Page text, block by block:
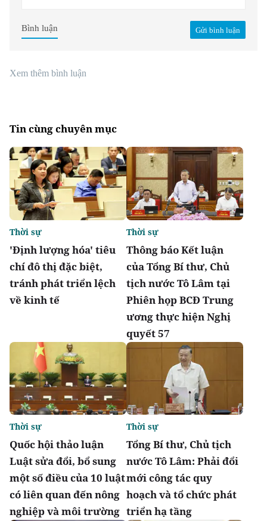
Gửi bình luận
Bình luận
Xem thêm bình luận
Tin cùng chuyên mục
'Định lượng hóa' tiêu
chí đô thị đặc biệt,
tránh phát triển lệch
về kinh tế
Thời sự
Thông báo Kết luận
của Tổng Bí thư, Chủ
tịch nước Tô Lâm tại
Phiên họp BCĐ Trung
ương thực hiện Nghị
quyết 57
Thời sự
Quốc hội thảo luận
Luật sửa đổi, bổ sung
một số điều của 10 luật
có liên quan đến nông
nghiệp và môi trường
Thời sự
Tổng Bí thư, Chủ tịch
nước Tô Lâm: Phải đổi
mới công tác quy
hoạch và tổ chức phát
triển hạ tầng
Thời sự